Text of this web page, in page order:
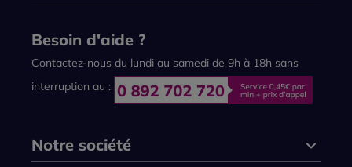
Besoin d'aide ?
Contactez-nous du lundi au samedi de 9h à 18h sans
interruption au :
Notre société